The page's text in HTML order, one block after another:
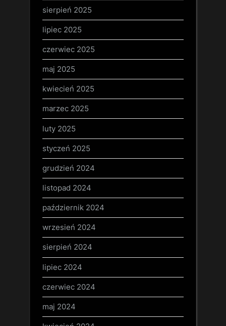
sierpień 2025
lipiec 2025
czerwiec 2025
maj 2025
kwiecień 2025
marzec 2025
luty 2025
styczeń 2025
grudzień 2024
listopad 2024
październik 2024
wrzesień 2024
sierpień 2024
lipiec 2024
czerwiec 2024
maj 2024